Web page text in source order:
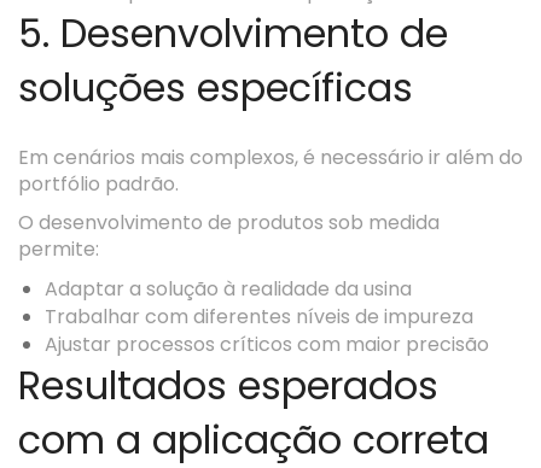
5. Desenvolvimento de
soluções específicas
Em cenários mais complexos, é necessário ir além do
portfólio padrão.
O desenvolvimento de produtos sob medida
permite:
Adaptar a solução à realidade da usina
Trabalhar com diferentes níveis de impureza
Ajustar processos críticos com maior precisão
Resultados esperados
com a aplicação correta